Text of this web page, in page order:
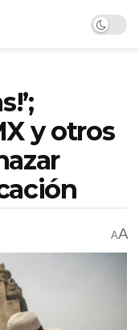
y otros
AA